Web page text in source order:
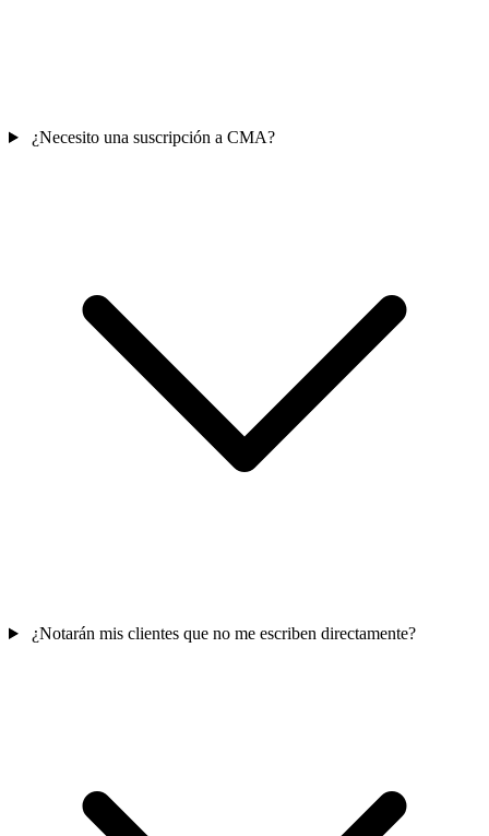
¿Necesito una suscripción a CMA?
¿Notarán mis clientes que no me escriben directamente?